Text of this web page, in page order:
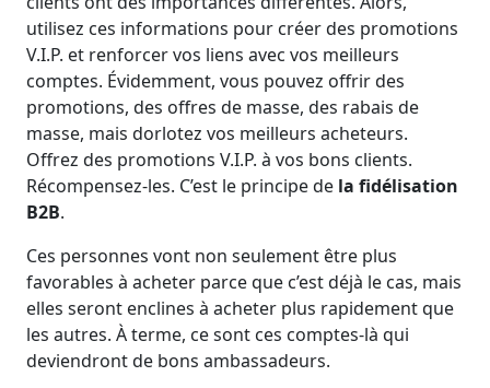
utilisez ces informations pour créer des promotions
V.I.P. et renforcer vos liens avec vos meilleurs
comptes. Évidemment, vous pouvez offrir des
promotions, des offres de masse, des rabais de
masse, mais dorlotez vos meilleurs acheteurs.
Offrez des promotions V.I.P. à vos bons clients.
Récompensez‑les. C’est le principe de la fidélisation
B2B.
Ces personnes vont non seulement être plus
favorables à acheter parce que c’est déjà le cas, mais
elles seront enclines à acheter plus rapidement que
les autres. À terme, ce sont ces comptes‑là qui
deviendront de bons ambassadeurs.